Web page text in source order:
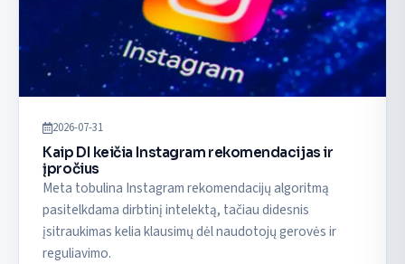
2026-07-31
Kaip DI keičia Instagram rekomendacijas ir
įpročius
Meta tobulina Instagram rekomendacijų algoritmą
pasitelkdama dirbtinį intelektą, tačiau didesnis
įsitraukimas kelia klausimų dėl naudotojų gerovės ir
reguliavimo.